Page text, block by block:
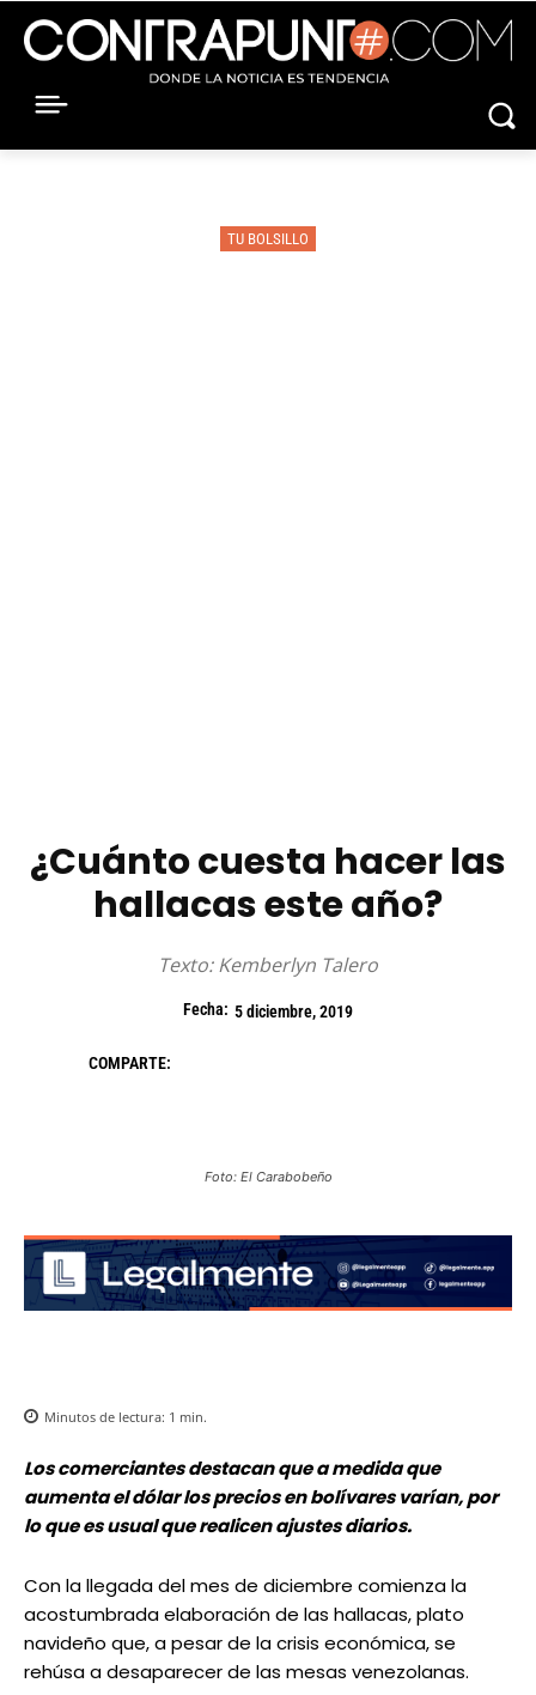
TU BOLSILLO
¿Cuánto cuesta hacer las
hallacas este año?
Texto: Kemberlyn Talero
Fecha: 5 diciembre, 2019
COMPARTE:
Foto: El Carabobeño
Minutos de lectura: 1 min.
Los comerciantes destacan que a medida que
aumenta el dólar los precios en bolívares varían, por
lo que es usual que realicen ajustes diarios.
Con la llegada del mes de diciembre comienza la
acostumbrada elaboración de las hallacas, plato
navideño que, a pesar de la crisis económica, se
rehúsa a desaparecer de las mesas venezolanas.